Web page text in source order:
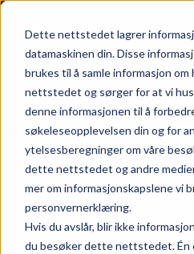
Dette nettstedet lagrer
datamaskinen din. Disse
brukes til å samle informasjon
nettstedet og sørger for at vi
denne informasjonen til å
søkeleseopplevelsen din og for
ytelsesberegninger om våre
dette nettstedet og andre
mer om informasjonskapslene vi
personvernerklæring.
Hvis du avslår, blir ikke
du besøker dette nettstedet. Én
La
lading av